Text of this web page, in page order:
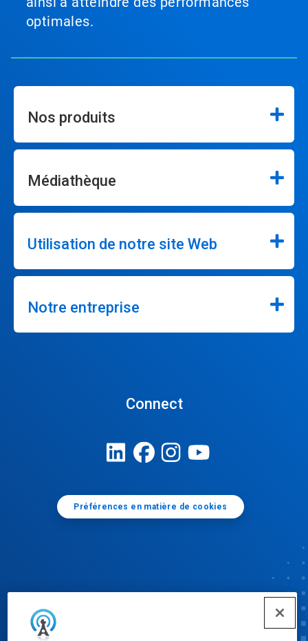
optimales.
Nos produits
Médiathèque
Utilisation de notre site Web
Notre entreprise
Connect
Préférences en matière de cookies